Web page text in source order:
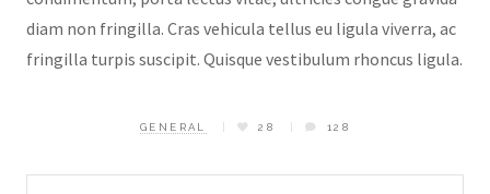
diam non fringilla. Cras vehicula tellus eu ligula viverra, ac
fringilla turpis suscipit. Quisque vestibulum rhoncus ligula.
GENERAL 28 128